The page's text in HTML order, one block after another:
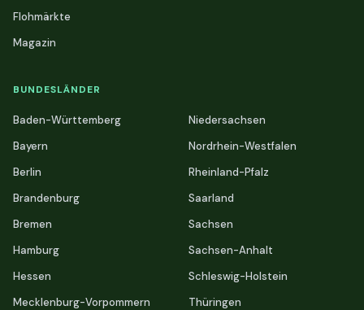
Flohmärkte
Magazin
BUNDESLÄNDER
Baden-Württemberg
Bayern
Berlin
Brandenburg
Bremen
Hamburg
Hessen
Mecklenburg-Vorpommern
Niedersachsen
Nordrhein-Westfalen
Rheinland-Pfalz
Saarland
Sachsen
Sachsen-Anhalt
Schleswig-Holstein
Thüringen